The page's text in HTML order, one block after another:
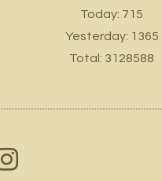
Today: 715
Yesterday: 1365
Total: 3128588